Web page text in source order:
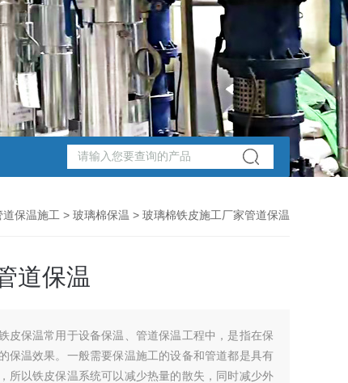
道保温施工 > 玻璃棉保温 > 玻璃棉铁皮施工厂家管道保温
道保温
皮保温常用于设备保温、管道保温工程中，是指在保
保温效果。一般需要保温施工的设备和管道都是具有
所以铁皮保温系统可以减少热量的散失，同时减少外